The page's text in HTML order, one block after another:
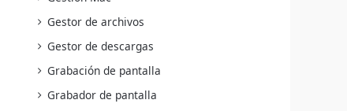
Gestor de archivos
Gestor de descargas
Grabación de pantalla
Grabador de pantalla